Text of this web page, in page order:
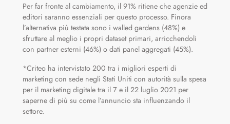
Per far fronte al cambiamento, il 91% ritiene che agenzie ed
editori saranno essenziali per questo processo. Finora
l’alternativa più testata sono i walled gardens (48%) e
sfruttare al meglio i propri dataset primari, arricchendoli
con partner esterni (46%) o dati panel aggregati (45%).
*Criteo ha intervistato 200 tra i migliori esperti di
marketing con sede negli Stati Uniti con autorità sulla spesa
per il marketing digitale tra il 7 e il 22 luglio 2021 per
saperne di più su come l’annuncio sta influenzando il
settore.